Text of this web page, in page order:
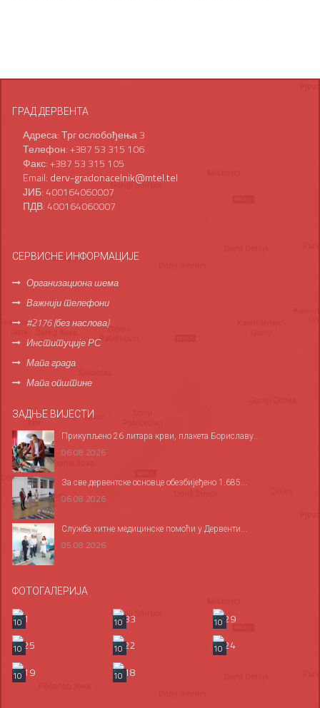
ГРАД ДЕРВЕНТА
Адреса: Трг ослобођења 3
Телефон: +387 53 315 106
Факс: +387 53 315 105
Email: derv-gradonacelnik@mtel.tel
ЈИБ: 400164060007
ПДВ: 400164060007
СЕРВИСНЕ ИНФОРМАЦИЈЕ
Организациона шема
Важнији телефони
#2176 (без наслова)
Институције РС
Мапа града
Мапа општине
ЗАДЊЕ ВИЈЕСТИ
Прикупљено 26 литара крви, плакета Бориславу...
06.08.2026
За све дервентске основце обезбијеђено 1.685...
06.08.2026
Служба хитне медицинске помоћи у Дервенти...
05.08.2026
ФОТОГАЛЕРИЈА
10 10
10
10
10
10
10
10